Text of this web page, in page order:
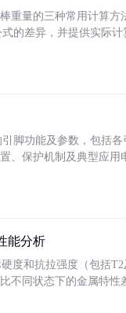
重量的三种常用计算
式的差异，并提供实际
引脚功能及参数，包括
、保护机制及典型应
能分析
度和抗拉强度（包括
不同状态下的金属特性